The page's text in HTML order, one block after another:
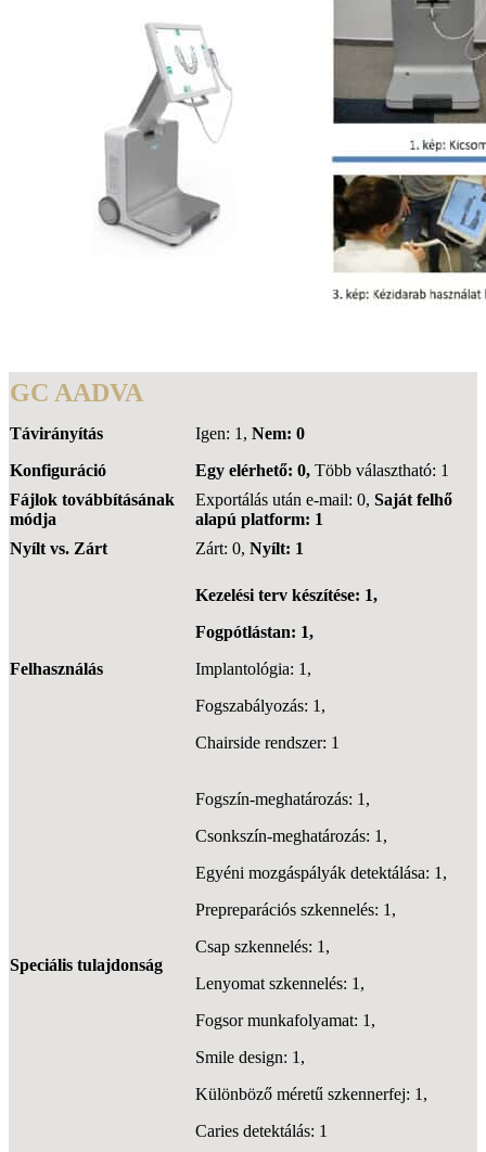
GC AADVA
Távirányítás Igen: 1, Nem: 0
Konfiguráció
Egy elérhető: 0, Több választható: 1
Fájlok továbbításának
módja
Exportálás után e-mail: 0, Saját felhő
alapú platform: 1
Nyílt vs. Zárt
Zárt: 0, Nyílt: 1
Felhasználás
Kezelési terv készítése: 1,
Fogpótlástan: 1,
Implantológia: 1,
Fogszabályozás: 1,
Chairside rendszer: 1
Speciális tulajdonság
Fogszín-meghatározás: 1,
Csonkszín-meghatározás: 1,
Egyéni mozgáspályák detektálása: 1,
Prepreparációs szkennelés: 1,
Csap szkennelés: 1,
Lenyomat szkennelés: 1,
Fogsor munkafolyamat: 1,
Smile design: 1,
Különböző méretű szkennerfej: 1,
Caries detektálás: 1